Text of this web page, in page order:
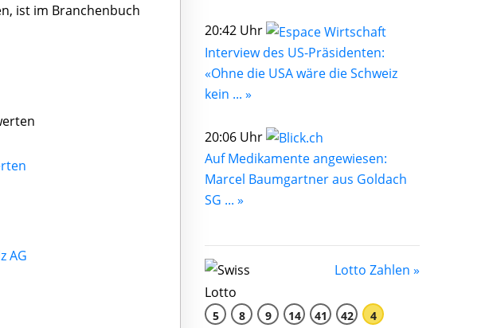
ist im Branchenbuch
AG
20:42 Uhr
Interview des US-Präsidenten:
«Ohne die USA wäre die Schweiz
kein ... »
20:06 Uhr
Auf Medikamente angewiesen:
Marcel Baumgartner aus Goldach
SG ... »
Lotto Zahlen »
5 8 9 14 41 42 4